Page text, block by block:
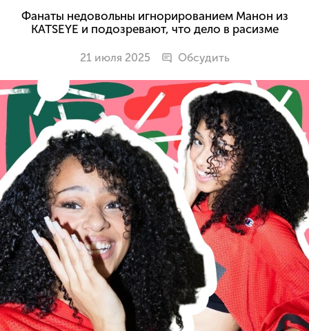
Фанаты недовольны игнорированием Манон из
KATSEYE и подозревают, что дело в расизме
21 июля 2025 Обсудить